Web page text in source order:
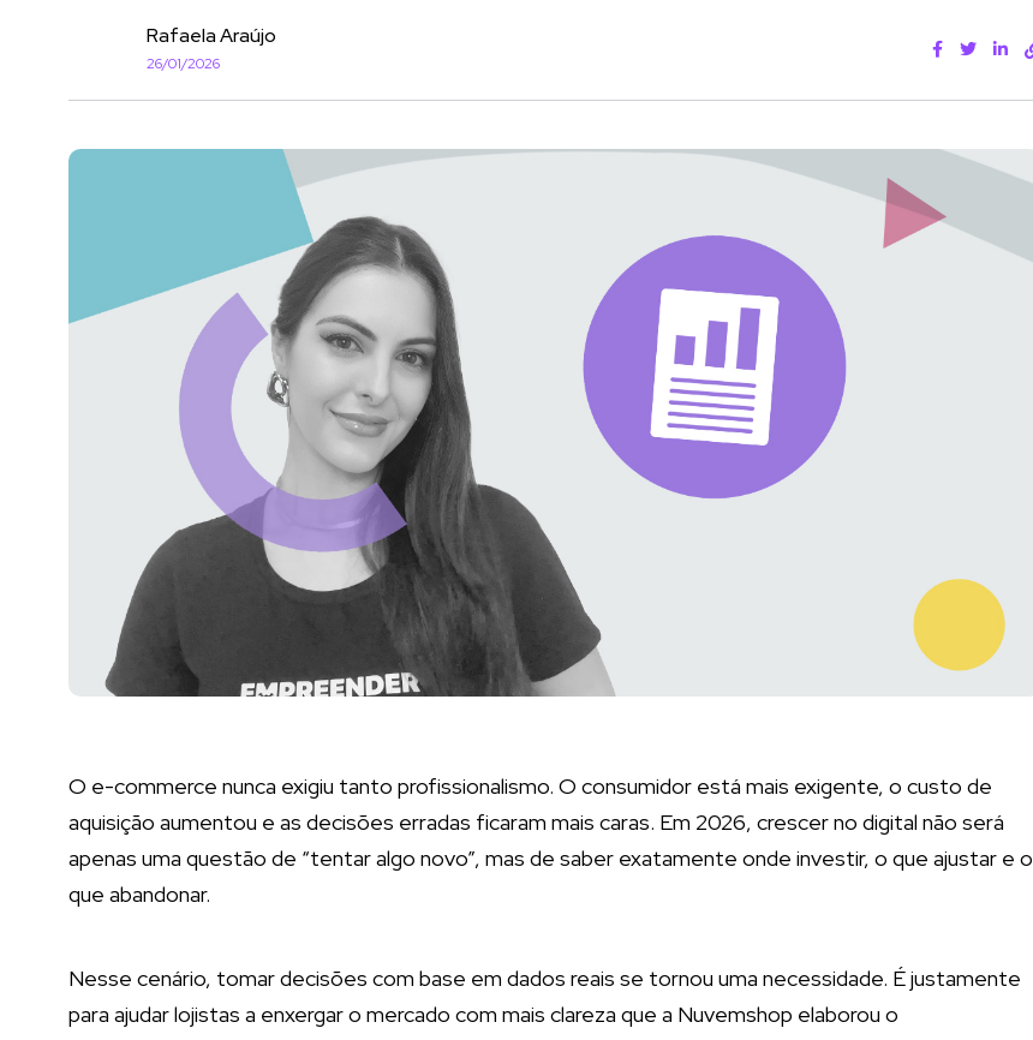
Rafaela Araújo
26/01/2026
O e-commerce nunca exigiu tanto profissionalismo. O consumidor está mais exigente, o custo de
aquisição aumentou e as decisões erradas ficaram mais caras. Em 2026, crescer no digital não será
apenas uma questão de “tentar algo novo”, mas de saber exatamente onde investir, o que ajustar e o
que abandonar.
Nesse cenário, tomar decisões com base em dados reais se tornou uma necessidade. É justamente
para ajudar lojistas a enxergar o mercado com mais clareza que a Nuvemshop elaborou o